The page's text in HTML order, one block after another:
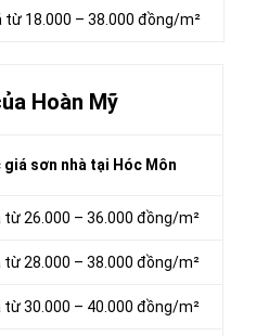
từ 18.000 – 38.000 đồng/m²
Hoàn Mỹ
giá sơn nhà tại Hóc Môn
từ 26.000 – 36.000 đồng/m²
từ 28.000 – 38.000 đồng/m²
từ 30.000 – 40.000 đồng/m²